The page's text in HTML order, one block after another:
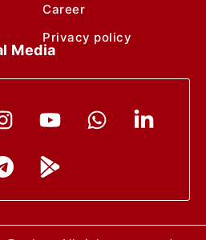
Career
Privacy policy
Media